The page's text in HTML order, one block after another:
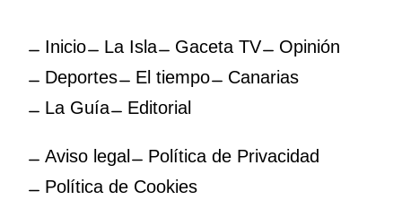
Inicio La Isla Gaceta TV
Opinión
Deportes
El tiempo
Canarias
La Guía
Editorial
Aviso legal
Política de Privacidad
Política de Cookies